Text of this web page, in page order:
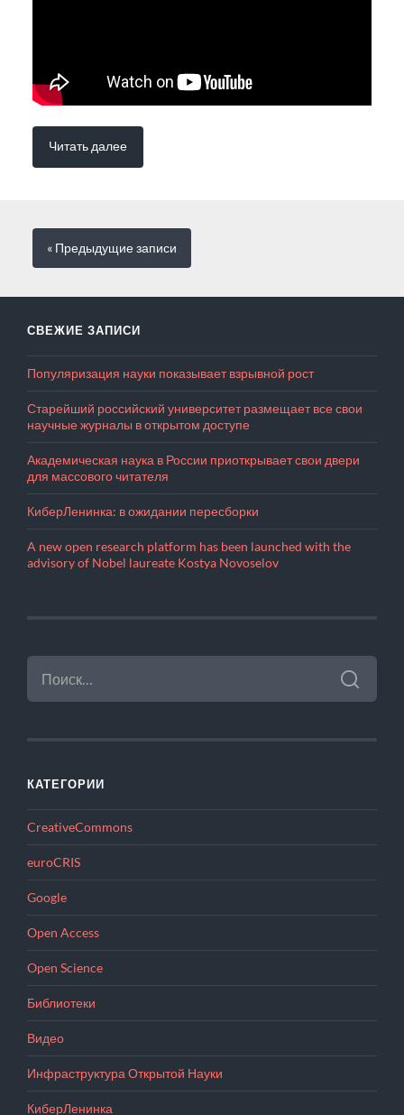
Читать далее
« Предыдущиезаписи
СВЕЖИЕ ЗАПИСИ
Популяризация науки показывает взрывной рост
Старейший российский университет размещает все свои
научные журналы в открытом доступе
Академическая наука в России приоткрывает свои двери
для массового читателя
КиберЛенинка: в ожидании пересборки
A new open research platform has been launched with the
advisory of Nobel laureate Kostya Novoselov
НАЙТИ:
КАТЕГОРИИ
CreativeCommons
euroCRIS
Google
Open Access
Open Science
Библиотеки
Видео
Инфраструктура Открытой Науки
КиберЛенинка